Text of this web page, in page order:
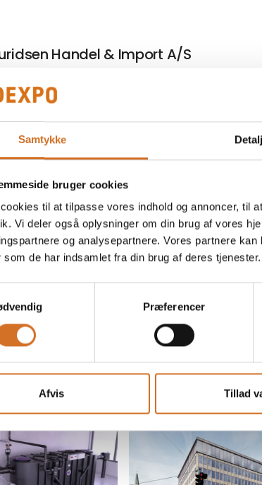
Samtykke
bruger cookies
til at tilpasse vores indhold og annoncer, til
Vi deler også oplysninger om din brug af vores
og analysepartnere. Vores partnere
som de har indsamlet fra din brug af deres tjenester.
Præferencer
Afvis Tillad
Handel & Import A/S
til
stod med
kunne
til den rette
8. december 2025
Udskiftning af
Hotel Sankt Annæ
Hotel Sankt Annæ i
til at udskifte deres
imødekomme trange
nye u